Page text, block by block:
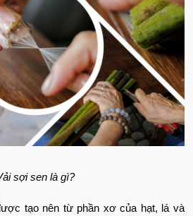
sợi sen là gì?
tạo nên từ phần xơ của hạt, lá và